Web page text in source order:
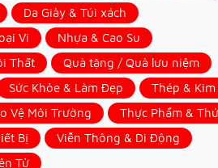
Da Giày & Túi xách
Vi
Nhựa & Cao Su
Thất
Quà tặng / Quà lưu niệm
Sức Khỏe & Làm Đẹp
Thép & Kim
Vệ Môi Trường
Thực Phẩm &
Bị
Viễn Thông & Di Động
Tử